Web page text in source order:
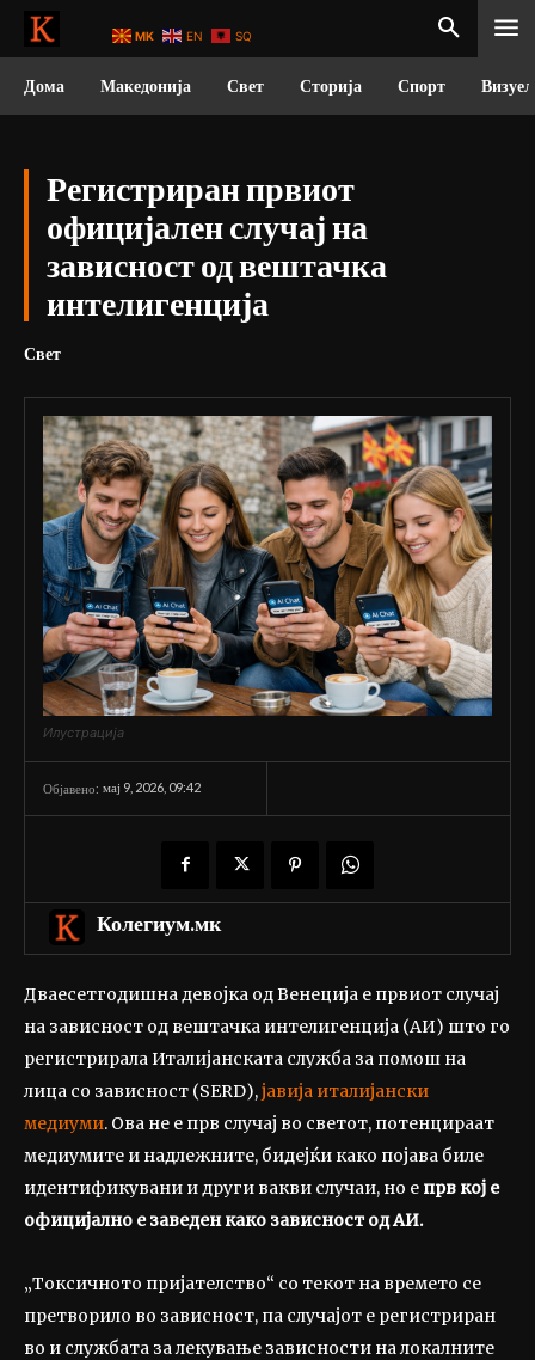
Дома Македонија Свет Сторија Спорт
Регистриран првиот
официјален случај на
зависност од вештачка
интелигенција
Свет
Илустрација
Објавено: мај 9, 2026, 09:42
Колегиум.мк
Дваесетгодишна девојка од Венеција е првиот случај
на зависност од вештачка интелигенција (АИ) што го
регистрирала Италијанската служба за помош на
лица со зависност (SERD),јавија италијански
медиуми. Ова не е прв случај во светот, потенцираат
медиумите и надлежните, бидејќи како појава биле
идентификувани и други вакви случаи, но е прв кој е
официјално е заведен како зависност од АИ.
„Токсичното пријателство“ со текот на времето се
претворило во зависност, па случајот е регистриран
во и службата за лекување зависности на локалните
MK EN SQ